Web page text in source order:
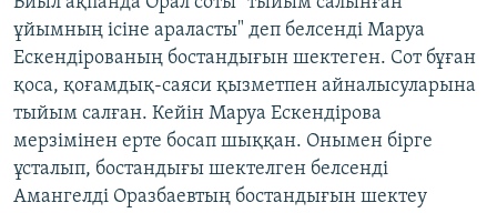
ұйымның ісіне араласты" деп белсенді Маруа
Ескендірованың бостандығын шектеген. Сот бұған
қоса, қоғамдық-саяси қызметпен айналысуларына
тыйым салған. Кейін Маруа Ескендірова
мерзімінен ерте босап шыққан. Онымен бірге
ұсталып, бостандығы шектелген белсенді
Амангелді Оразбаевтың бостандығын шектеу